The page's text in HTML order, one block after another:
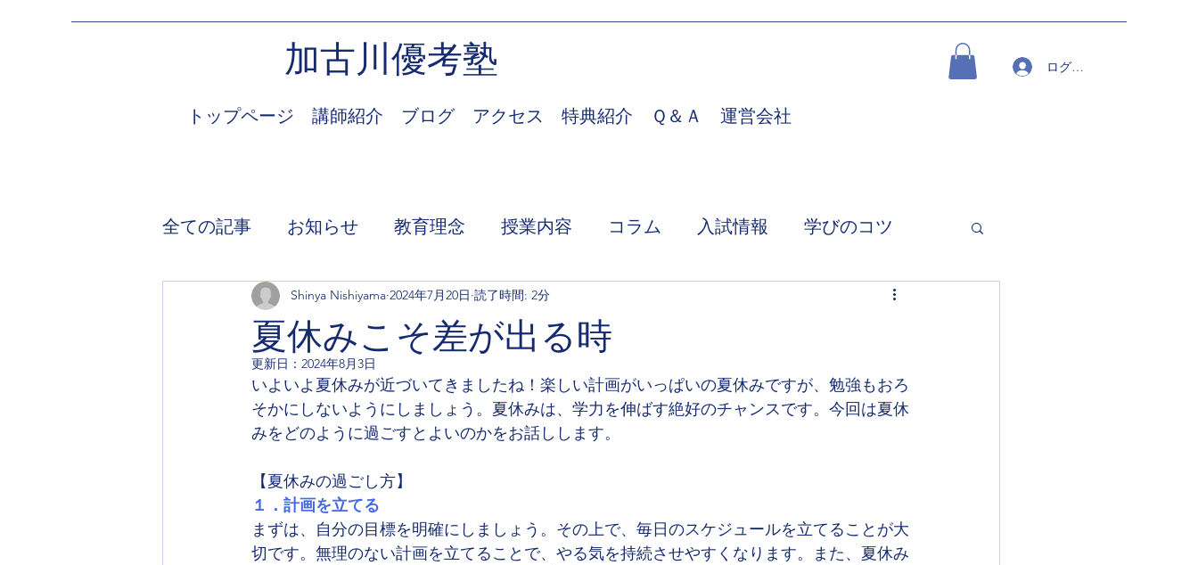
加古川優考塾 ログイン
トップページ 講師紹介 ブログ アクセス 特典紹介 Ｑ＆Ａ 運営会社
全ての記事 お知らせ 教育理念 授業内容 コラム 入試情報 学びのコツ
夏休みこそ差が出る時
Shinya Nishiyama 2024年7月20日 読了時間: 2分
更新日： 2024年8月3日
いよいよ夏休みが近づいてきましたね！楽しい計画がいっぱいの夏休みですが、勉強もおろ
そかにしないようにしましょう。夏休みは、学力を伸ばす絶好のチャンスです。今回は夏休
みをどのように過ごすとよいのかをお話しします。
【夏休みの過ごし方】
１．計画を立てる
まずは、自分の目標を明確にしましょう。その上で、毎日のスケジュールを立てることが大
切です。無理のない計画を立てることで、やる気を持続させやすくなります。また、夏休み